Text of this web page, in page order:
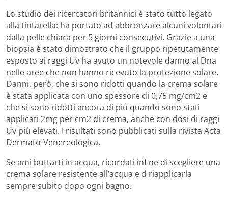
Lo studio dei ricercatori britannici è stato tutto legato
alla tintarella: ha portato ad abbronzare alcuni volontari
dalla pelle chiara per 5 giorni consecutivi. Grazie a una
biopsia è stato dimostrato che il gruppo ripetutamente
esposto ai raggi Uv ha avuto un notevole danno al Dna
nelle aree che non hanno ricevuto la protezione solare.
Danni, però, che si sono ridotti quando la crema solare
è stata applicata con uno spessore di 0,75 mg/cm2 e
che si sono ridotti ancora di più quando sono stati
applicati 2mg per cm2 di crema, anche con dosi di raggi
Uv più elevati. I risultati sono pubblicati sulla rivista Acta
Dermato-Venereologica.
Se ami buttarti in acqua, ricordati infine di scegliere una
crema solare resistente all’acqua e d riapplicarla
sempre subito dopo ogni bagno.